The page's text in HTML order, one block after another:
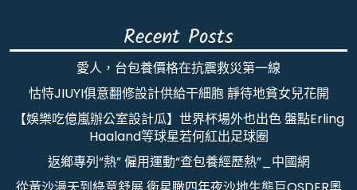
Recent Posts
愛人，台包養價格在抗震救災第一線
怙恃JIUYI俱意翻修設計供給干細胞 靜待地貧女兒花開
【娛樂吃億嵐辦公室設計瓜】世界杯場外也出色 盤點Erling
Haaland等球星若何紅出足球圈
返鄉專列“熱” 僱用運動“查包養經歷熱”_中國網